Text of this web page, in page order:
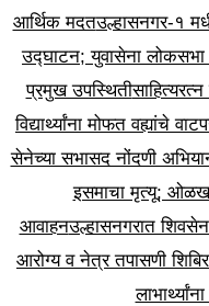
आर्थिक मदतउल्हासनगर-१
उद्घाटन; युवासेना लोकसभा
प्रमुख उपस्थिती
विद्यार्थ्यांना मोफत वह्यांचे वाटप
सेनेच्या सभासद नोंदणी
इसमाचा मृत्यू; ओळख
आवाहनउल्हासनगरात
आरोग्य व नेत्र तपासणी